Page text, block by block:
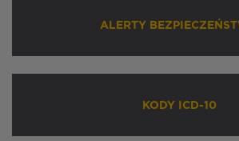
ALERTY
KODY ICD-10